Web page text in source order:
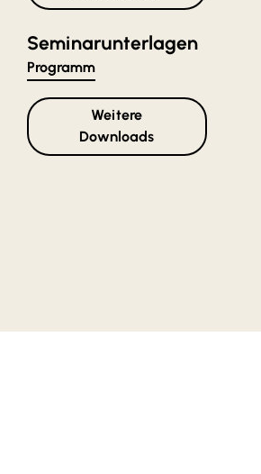
Seminarunterlagen
Programm
Weitere
Downloads